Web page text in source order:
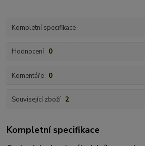
Kompletní specifikace
Hodnocení 0
Komentáře 0
Související zboží 2
Kompletní specifikace